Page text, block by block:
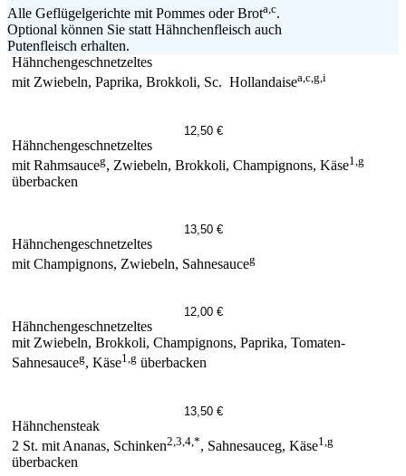
Alle Geflügelgerichte mit Pommes oder Brota,c.
Optional können Sie statt Hähnchenfleisch auch
Putenfleisch erhalten.
Hähnchengeschnetzeltes
mit Zwiebeln, Paprika, Brokkoli, Sc. Hollandaisea,c,g,i
12,50 €
Hähnchengeschnetzeltes
mit Rahmsauceg, Zwiebeln, Brokkoli, Champignons, Käse1,g
überbacken
13,50 €
Hähnchengeschnetzeltes
mit Champignons, Zwiebeln, Sahnesauceg
12,00 €
Hähnchengeschnetzeltes
mit Zwiebeln, Brokkoli, Champignons, Paprika, Tomaten-
Sahnesauceg, Käse1,g überbacken
13,50 €
Hähnchensteak
2 St. mit Ananas, Schinken2,3,4,*, Sahnesauceg, Käse1,g
überbacken